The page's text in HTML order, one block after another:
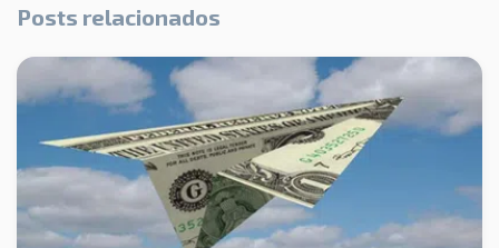
Posts relacionados